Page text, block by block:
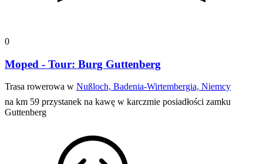
0
Moped - Tour: Burg Guttenberg
Trasa rowerowa w Nußloch, Badenia-Wirtembergia, Niemcy
na km 59 przystanek na kawę w karczmie posiadłości zamku
Guttenberg